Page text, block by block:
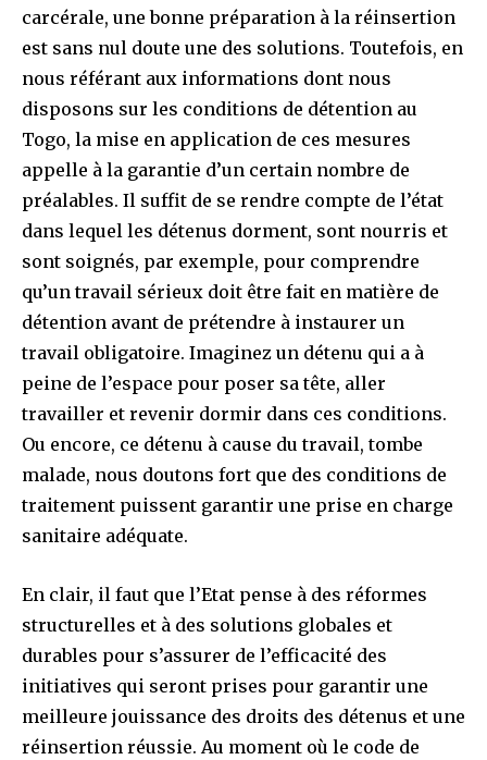
carcérale, une bonne préparation à la réinsertion
est sans nul doute une des solutions. Toutefois, en
nous référant aux informations dont nous
disposons sur les conditions de détention au
Togo, la mise en application de ces mesures
appelle à la garantie d’un certain nombre de
préalables. Il suffit de se rendre compte de l’état
dans lequel les détenus dorment, sont nourris et
sont soignés, par exemple, pour comprendre
qu’un travail sérieux doit être fait en matière de
détention avant de prétendre à instaurer un
travail obligatoire. Imaginez un détenu qui a à
peine de l’espace pour poser sa tête, aller
travailler et revenir dormir dans ces conditions.
Ou encore, ce détenu à cause du travail, tombe
malade, nous doutons fort que des conditions de
traitement puissent garantir une prise en charge
sanitaire adéquate.
En clair, il faut que l’Etat pense à des réformes
structurelles et à des solutions globales et
durables pour s’assurer de l’efficacité des
initiatives qui seront prises pour garantir une
meilleure jouissance des droits des détenus et une
réinsertion réussie. Au moment où le code de